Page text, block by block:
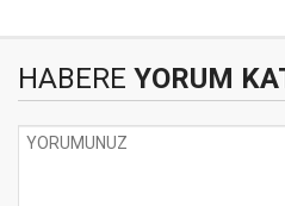
HABERE YORUM